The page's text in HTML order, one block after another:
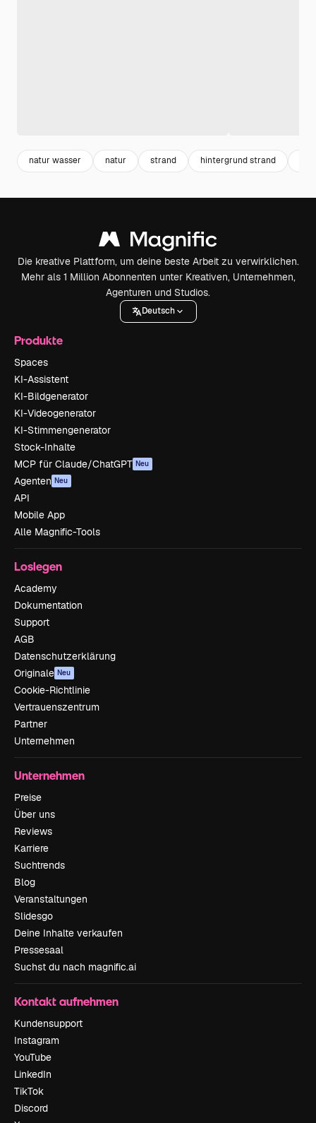
natur wasser natur strand hintergrund strand
Die kreative Plattform, um deine beste Arbeit zu verwirklichen.
Mehr als 1 Million Abonnenten unter Kreativen, Unternehmen,
Agenturen und Studios.
Deutsch
Produkte
Spaces
KI-Assistent
KI-Bildgenerator
KI-Videogenerator
KI-Stimmengenerator
Stock-Inhalte
MCP für Claude/ChatGPT Neu
Agenten Neu
API
Mobile App
Alle Magnific-Tools
Loslegen
Academy
Dokumentation
Support
AGB
Datenschutzerklärung
Originale Neu
Cookie-Richtlinie
Vertrauenszentrum
Partner
Unternehmen
Unternehmen
Preise
Über uns
Reviews
Karriere
Suchtrends
Blog
Veranstaltungen
Slidesgo
Deine Inhalte verkaufen
Pressesaal
Suchst du nach magnific.ai
Kontakt aufnehmen
Kundensupport
Instagram
YouTube
LinkedIn
TikTok
Discord